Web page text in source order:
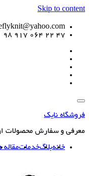
Skip to content
47 22 064 917 98
فروشگاه نایک
معرفی و سفارش محصولات
خانهبلاگخدماتمقاله